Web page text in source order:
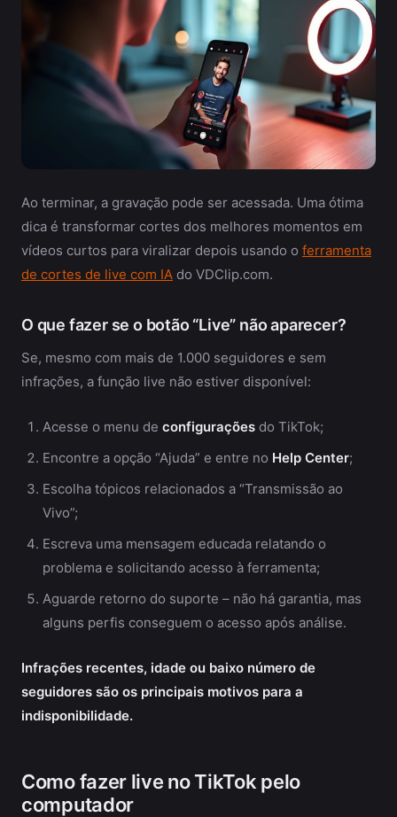
Ao terminar, a gravação pode ser acessada. Uma ótima
dica é transformar cortes dos melhores momentos em
vídeos curtos para viralizar depois usando o ferramenta
de cortes de live com IA do VDClip.com.
O que fazer se o botão “Live” não aparecer?
Se, mesmo com mais de 1.000 seguidores e sem
infrações, a função live não estiver disponível:
Acesse o menu de configurações do TikTok;
Encontre a opção “Ajuda” e entre no Help Center;
Escolha tópicos relacionados a “Transmissão ao
Vivo”;
Escreva uma mensagem educada relatando o
problema e solicitando acesso à ferramenta;
Aguarde retorno do suporte – não há garantia, mas
alguns perfis conseguem o acesso após análise.
Infrações recentes, idade ou baixo número de
seguidores são os principais motivos para a
indisponibilidade.
Como fazer live no TikTok pelo
computador